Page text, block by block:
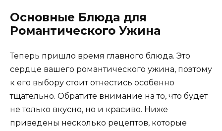
Основные Блюда для
Романтического Ужина
Теперь пришло время главного блюда. Это
сердце вашего романтического ужина, поэтому
к его выбору стоит отнестись особенно
тщательно. Обратите внимание на то, что будет
не только вкусно, но и красиво. Ниже
приведены несколько рецептов, которые